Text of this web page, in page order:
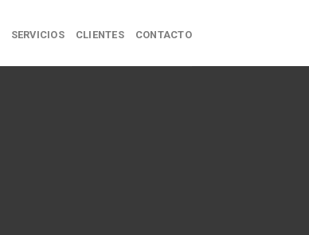
SERVICIOS CLIENTES CONTACTO